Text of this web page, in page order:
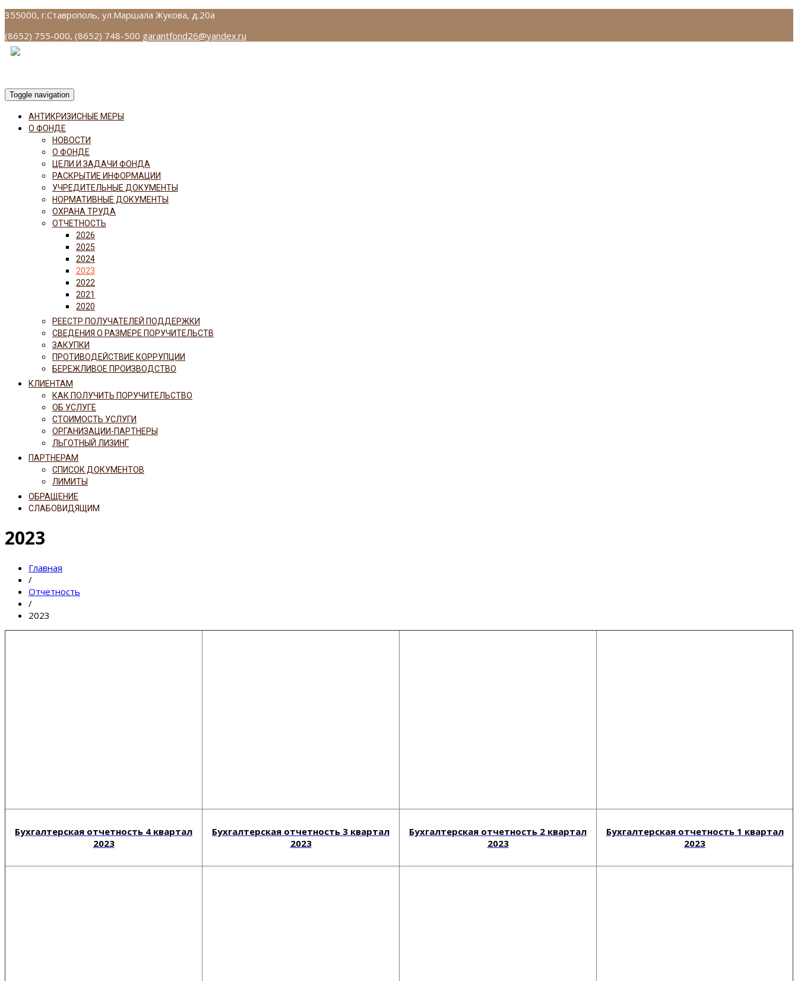
355000, г.Ставрополь, ул.Маршала Жукова, д.20а
(8652) 755-000, (8652) 748-500 garantfond26@yandex.ru
Toggle navigation
АНТИКРИЗИСНЫЕ МЕРЫ
О ФОНДЕ
НОВОСТИ
О ФОНДЕ
ЦЕЛИ И ЗАДАЧИ ФОНДА
РАСКРЫТИЕ ИНФОРМАЦИИ
УЧРЕДИТЕЛЬНЫЕ ДОКУМЕНТЫ
НОРМАТИВНЫЕ ДОКУМЕНТЫ
ОХРАНА ТРУДА
ОТЧЕТНОСТЬ
2026
2025
2024
2023
2022
2021
2020
РЕЕСТР ПОЛУЧАТЕЛЕЙ ПОДДЕРЖКИ
СВЕДЕНИЯ О РАЗМЕРЕ ПОРУЧИТЕЛЬСТВ
ЗАКУПКИ
ПРОТИВОДЕЙСТВИЕ КОРРУПЦИИ
БЕРЕЖЛИВОЕ ПРОИЗВОДСТВО
КЛИЕНТАМ
КАК ПОЛУЧИТЬ ПОРУЧИТЕЛЬСТВО
ОБ УСЛУГЕ
СТОИМОСТЬ УСЛУГИ
ОРГАНИЗАЦИИ-ПАРТНЕРЫ
ЛЬГОТНЫЙ ЛИЗИНГ
ПАРТНЕРАМ
СПИСОК ДОКУМЕНТОВ
ЛИМИТЫ
ОБРАЩЕНИЕ
СЛАБОВИДЯЩИМ
2023
Главная
/
Отчетность
/
2023
Бухгалтерская отчетность 4 квартал
2023
Бухгалтерская отчетность 3 квартал
2023
Бухгалтерская отчетность 2 квартал
2023
Бухгалтерская отчетность 1 квартал
2023